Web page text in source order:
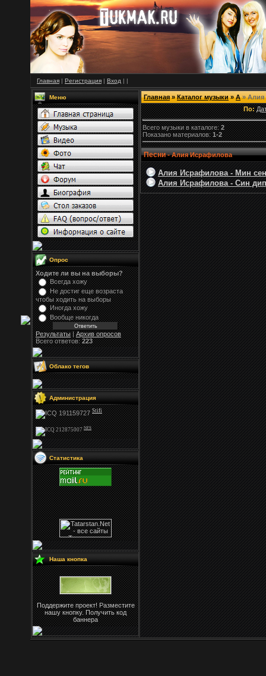
Главная | Регистрация | Вход | |
Меню
Опрос
Ходите ли вы на выборы?
Всегда хожу
Не достиг еще возраста
чтобы ходить на выборы
Иногда хожу
Вообще никогда
Результаты|Архив опросов
Всего ответов:223
Облако тегов
Администрация
Stifi
NFS
Статистика
Наша кнопка
Поддержите проект! Разместите
нашу кнопку. Получить код
баннера
Главная»Каталог музыки»А» Алия
По:
Всего музыки в каталоге:2
Показано материалов:1-2
Песни -Алия Исрафилова
Алия Исрафилова - Мин
Алия Исрафилова - Син